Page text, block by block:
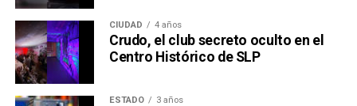
CIUDAD 4 años
Crudo, el club secreto oculto en el
Centro Histórico de SLP
ESTADO 3 años